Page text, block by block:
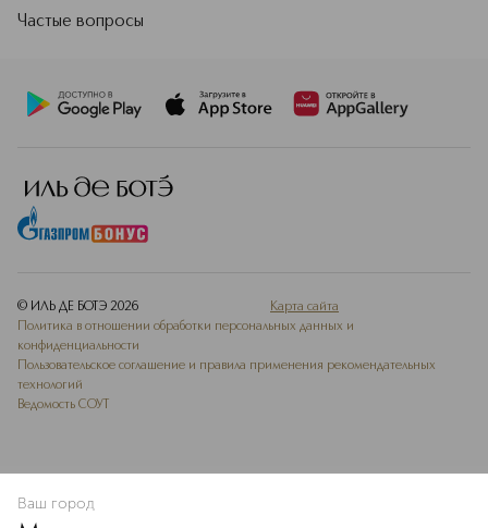
Частые вопросы
© ИЛЬ ДЕ БОТЭ 2026
Карта сайта
Политика в отношении обработки персональных данных и
конфиденциальности
Пользовательское соглашение и правила применения рекомендательных
технологий
Ведомость СОУТ
Ваш город